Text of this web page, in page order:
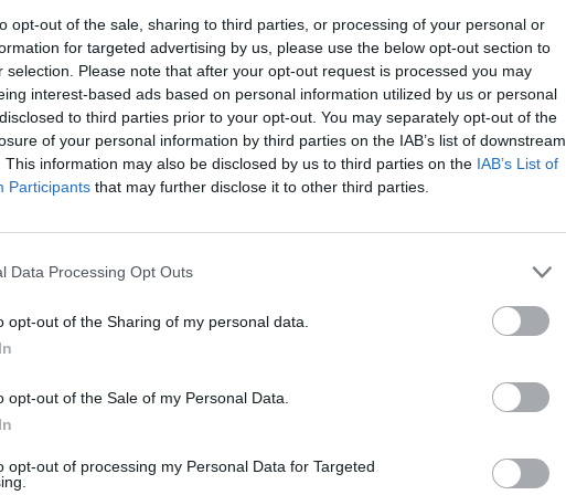
opt-out of the sale, sharing to third parties, or processing of your personal or
for targeted advertising by us, please use the below opt-out section to
selection. Please note that after your opt-out request is processed you may
interest-based ads based on personal information utilized by us or personal
to third parties prior to your opt-out. You may separately opt-out of the
of your personal information by third parties on the IAB’s list of downstream
This information may also be disclosed by us to third parties on the IAB’s List of
Participants that may further disclose it to other third parties.
Data Processing Opt Outs
opt-out of the Sharing of my personal data.
opt-out of the Sale of my Personal Data.
opt-out of processing my Personal Data for Targeted
a postřehy. Tím, že zde publikujete svůj příspěvek, se ale zároveň
porušení si redakce vyhrazuje právo smazat diskusní příspěvěk